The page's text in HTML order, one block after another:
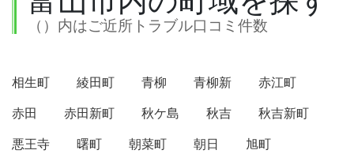
（）内はご近所トラブル口コミ件数
相生町 綾田町 青柳 青柳新
赤江町
赤田
赤田新町 秋ケ島 秋吉
秋吉新町
悪王寺
曙町 朝菜町 朝日
旭町